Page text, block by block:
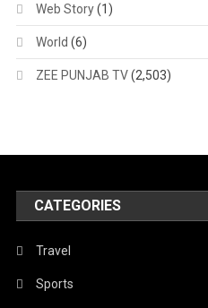
Web Story(1)
World (6)
ZEE PUNJAB TV(2,503)
CATEGORIES
Travel
Sports